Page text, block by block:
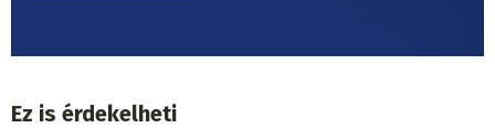
Ez is érdekelheti